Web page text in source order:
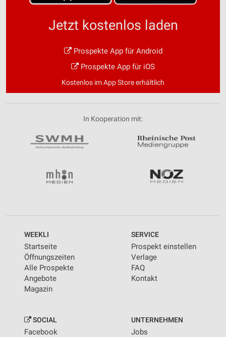
Jetzt kostenlos laden
Prospekte App für Android
Prospekte App für iOS
Kostenlos im App Store erhältlich
In Kooperation mit:
WEEKLI
Startseite
Öffnungszeiten
Alle Prospekte
Angebote
Magazin
SERVICE
Prospekt einstellen
Verlage
FAQ
Kontakt
SOCIAL
Facebook
UNTERNEHMEN
Jobs